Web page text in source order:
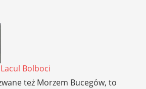
Lacul Bolboci
też Morzem Bucegów, to